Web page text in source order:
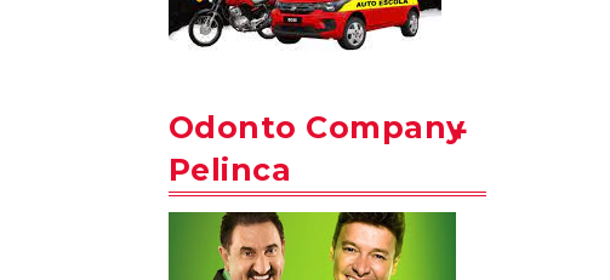
Odonto Company
Pelinca